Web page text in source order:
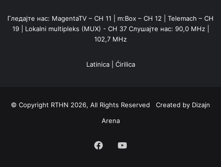
Гледајте нас: MagentaTV – CH 11 | m:Box – CH 12 | Telemach – CH
19 | Lokalni multipleks (MUX) - CH 37 Слушајте нас: 90,0 MHz |
102,7 MHz
Latinica| Ćirilica
© Copyright RTHN 2026, All Rights Reserved Created by Dizajn
Arena
Facebook